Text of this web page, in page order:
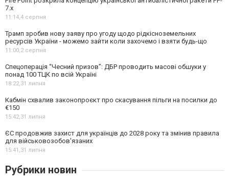
7.x
11:14,4 серпня
Трамп зробив нову заяву про угоду щодо рідкісноземельних
ресурсів України - можемо зайти коли захочемо і взяти будь-що
11:00,2 серпня
Спецоперація “Чесний призов”: ДБР проводить масові обшуки у
понад 100 ТЦК по всій Україні
18:22,31 липня
Кабмін схвалив законопроєкт про скасування пільги на посилки до
€150
15:42,31 липня
ЄС продовжив захист для українців до 2028 року та змінив правила
для військовозобов'язаних
15:41,31 липня
Рубрики новин